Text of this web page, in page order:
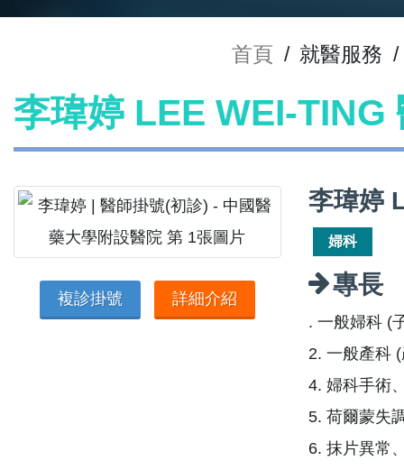
首頁 / 就醫服務 /
李瑋婷 LEE WEI-TING
複診掛號 詳細介紹
李瑋婷
婦科
專長
. 一般婦科 (
2. 一般產科
4. 婦科手術
5. 荷爾蒙失
6. 抹片異常